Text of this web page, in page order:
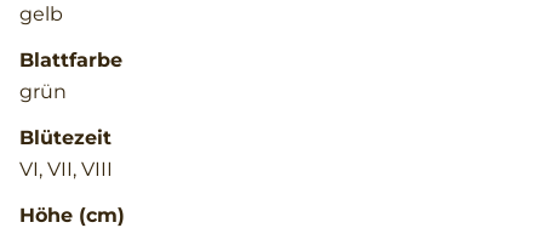
gelb
Blattfarbe
grün
Blütezeit
VI, VII, VIII
Höhe (cm)